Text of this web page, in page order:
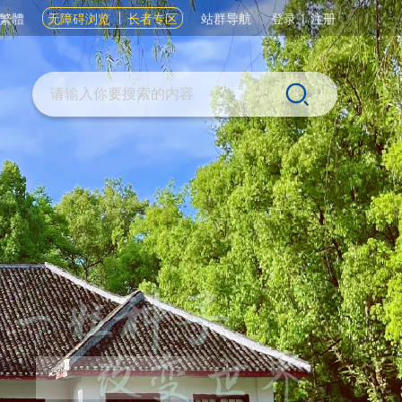
繁體 无障碍浏览 长者专区 站群导航 登录|注册